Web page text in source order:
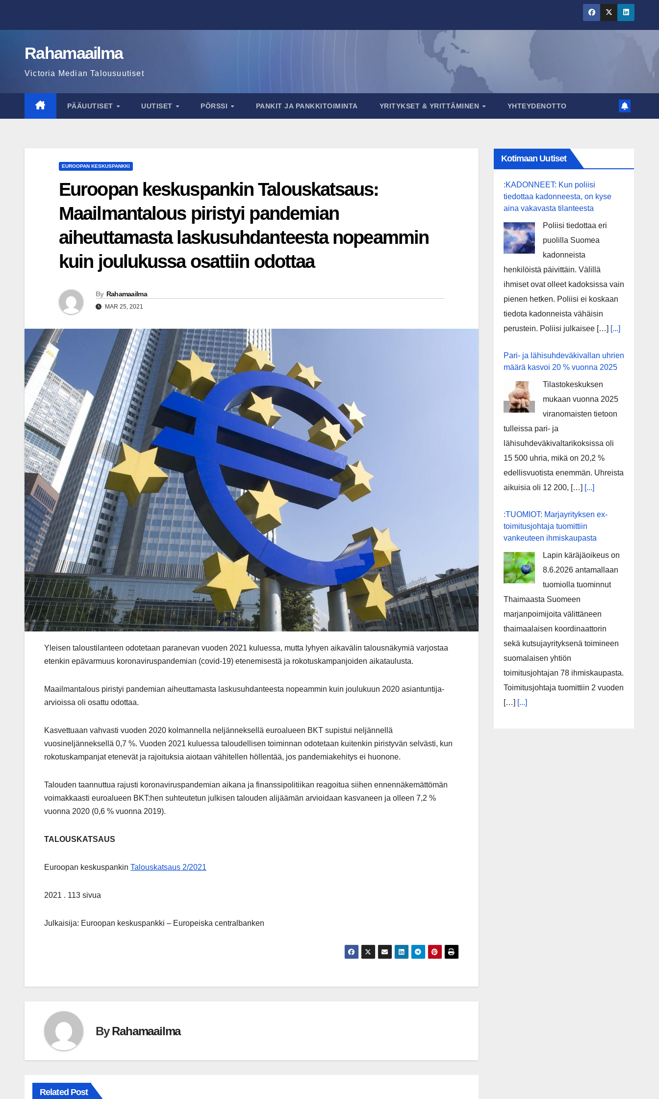
Rahamaailma
Victoria Median Talousuutiset
PÄÄUUTISET UUTISET PÖRSSI PANKIT JA PANKKITOIMINTA YRITYKSET & YRITTÄMINEN YHTEYDENOTTO
EUROOPAN KESKUSPANKKI
Euroopan keskuspankin Talouskatsaus:
Maailmantalous piristyi pandemian
aiheuttamasta laskusuhdanteesta nopeammin
kuin joulukussa osattiin odottaa
By Rahamaailma
MAR 25, 2021
Yleisen taloustilanteen odotetaan paranevan vuoden 2021 kuluessa, mutta lyhyen aikavälin talousnäkymiä varjostaa
etenkin epävarmuus koronaviruspandemian (covid-19) etenemisestä ja rokotuskampanjoiden aikataulusta.
Maailmantalous piristyi pandemian aiheuttamasta laskusuhdanteesta nopeammin kuin joulukuun 2020 asiantuntija-
arvioissa oli osattu odottaa.
Kasvettuaan vahvasti vuoden 2020 kolmannella neljänneksellä euroalueen BKT supistui neljännellä
vuosineljänneksellä 0,7 %. Vuoden 2021 kuluessa taloudellisen toiminnan odotetaan kuitenkin piristyvän selvästi, kun
rokotuskampanjat etenevät ja rajoituksia aiotaan vähitellen höllentää, jos pandemiakehitys ei huonone.
Talouden taannuttua rajusti koronaviruspandemian aikana ja finanssipolitiikan reagoitua siihen ennennäkemättömän
voimakkaasti euroalueen BKT:hen suhteutetun julkisen talouden alijäämän arvioidaan kasvaneen ja olleen 7,2 %
vuonna 2020 (0,6 % vuonna 2019).
TALOUSKATSAUS
Euroopan keskuspankin Talouskatsaus 2/2021
2021 . 113 sivua
Julkaisija: Euroopan keskuspankki – Europeiska centralbanken
ByRahamaailma
Related Post
Kotimaan Uutiset
:KADONNEET: Kun poliisi
tiedottaa kadonneesta, on kyse
aina vakavasta tilanteesta
Poliisi tiedottaa eri
puolilla Suomea
kadonneista
henkilöistä päivittäin. Välillä
ihmiset ovat olleet kadoksissa vain
pienen hetken. Poliisi ei koskaan
tiedota kadonneista vähäisin
perustein. Poliisi julkaisee […] [...]
Pari- ja lähisuhdeväkivallan uhrien
määrä kasvoi 20 % vuonna 2025
Tilastokeskuksen
mukaan vuonna 2025
viranomaisten tietoon
tulleissa pari- ja
lähisuhdeväkivaltarikoksissa oli
15 500 uhria, mikä on 20,2 %
edellisvuotista enemmän. Uhreista
aikuisia oli 12 200, […] [...]
:TUOMIOT: Marjayrityksen ex-
toimitusjohtaja tuomittiin
vankeuteen ihmiskaupasta
Lapin käräjäoikeus on
8.6.2026 antamallaan
tuomiolla tuominnut
Thaimaasta Suomeen
marjanpoimijoita välittäneen
thaimaalaisen koordinaattorin
sekä kutsujayrityksenä toimineen
suomalaisen yhtiön
toimitusjohtajan 78 ihmiskaupasta.
Toimitusjohtaja tuomittiin 2 vuoden
[…] [...]